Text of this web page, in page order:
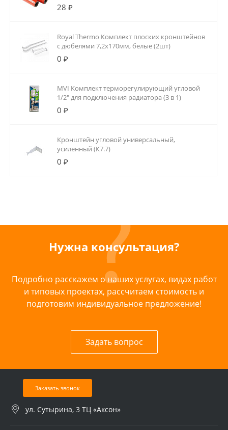
28 ₽
Royal Thermo Комплект плоских кронштейнов
с дюбелями 7,2х170мм, белые (2шт)
0 ₽
MVI Комплект терморегулирующий угловой
1/2" для подключения радиатора (3 в 1)
0 ₽
Кронштейн угловой универсальный,
усиленный (К7.7)
0 ₽
Нужна консультация?
Подробно расскажем о наших услугах, видах работ
и типовых проектах, рассчитаем стоимость и
подготовим индивидуальное предложение!
Задать вопрос
Заказать звонок
ул. Сутырина, 3 ТЦ «Аксон»